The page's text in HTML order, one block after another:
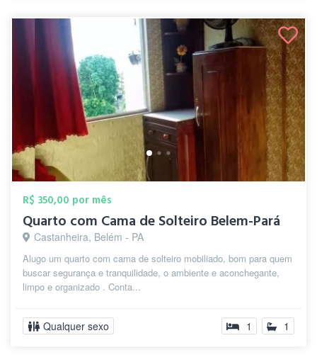
R$ 350,00 por mês
Quarto com Cama de Solteiro Belem-Pará
Castanheira, Belém - PA
Alugo um quarto com cama de solteiro mobiliado, bom para quem
buscar segurança e tranquilidade, o ambiente e aconchegante,
limpo e organizado . Conta...
Qualquer sexo 1 1